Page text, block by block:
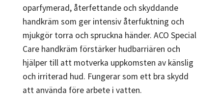
oparfymerad, återfettande och skyddande
handkräm som ger intensiv återfuktning och
mjukgör torra och spruckna händer. ACO Special
Care handkräm förstärker hudbarriären och
hjälper till att motverka uppkomsten av känslig
och irriterad hud. Fungerar som ett bra skydd
att använda före arbete i vatten.